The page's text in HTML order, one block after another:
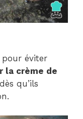
pour éviter
la crème de
qu’ils